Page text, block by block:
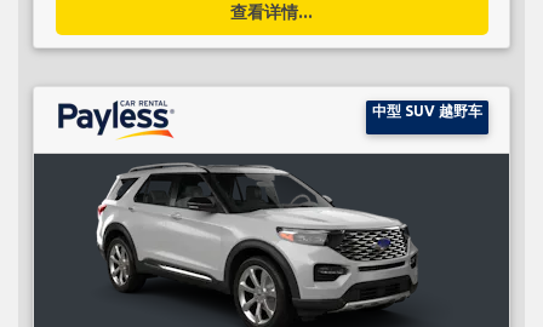
查看详情...
中型 SUV 越野车